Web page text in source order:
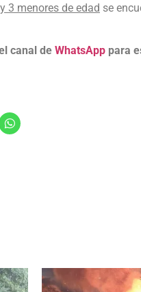
3 menores de edad se
canal de WhatsApp para